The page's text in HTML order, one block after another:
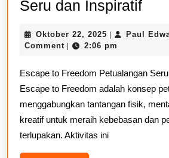
Seru dan Inspiratif
dan
Oktober 22, 2025 Oktober
22,
| Paul
Comment | 2:06 pm
Escape to Freedom Petualangan
Escape to Freedom adalah konsep
menggabungkan tantangan fisik,
kreatif untuk meraih kebebasan dan
terlupakan. Aktivitas ini